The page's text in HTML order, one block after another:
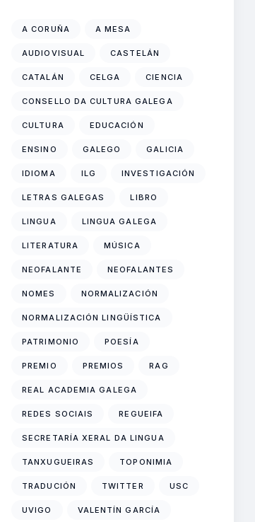
A CORUÑA A MESA
AUDIOVISUAL CASTELÁN
CATALÁN CELGA CIENCIA
CONSELLO DA CULTURA GALEGA
CULTURA EDUCACIÓN
ENSINO GALEGO GALICIA
IDIOMA ILG INVESTIGACIÓN
LETRAS GALEGAS LIBRO
LINGUA LINGUA GALEGA
LITERATURA MÚSICA
NEOFALANTE NEOFALANTES
NOMES NORMALIZACIÓN
NORMALIZACIÓN LINGÜÍSTICA
PATRIMONIO POESÍA
PREMIO PREMIOS RAG
REAL ACADEMIA GALEGA
REDES SOCIAIS REGUEIFA
SECRETARÍA XERAL DA LINGUA
TANXUGUEIRAS TOPONIMIA
TRADUCIÓN TWITTER USC
UVIGO VALENTÍN GARCÍA